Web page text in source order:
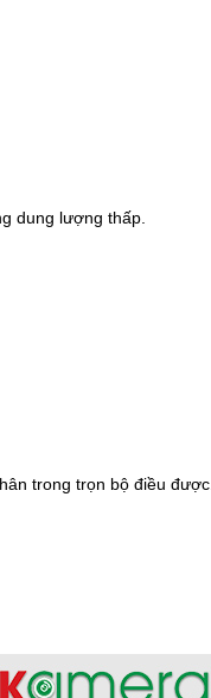
dung lượng thấp.
trong trọn bộ điều được.